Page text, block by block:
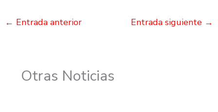
← Entrada anterior Entrada siguiente →
Otras Noticias